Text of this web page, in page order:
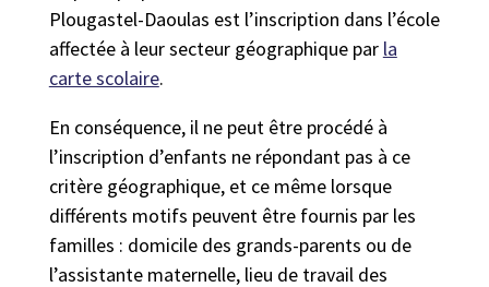
Plougastel-Daoulas est l’inscription dans l’école
affectée à leur secteur géographique par la
carte scolaire.
En conséquence, il ne peut être procédé à
l’inscription d’enfants ne répondant pas à ce
critère géographique, et ce même lorsque
différents motifs peuvent être fournis par les
familles : domicile des grands-parents ou de
l’assistante maternelle, lieu de travail des